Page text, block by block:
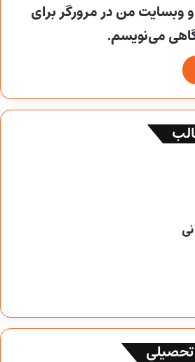
و وبسایت من در مرورگر برای
می‌نویسم.